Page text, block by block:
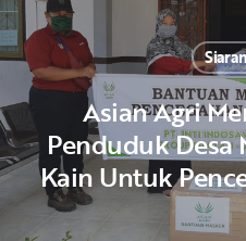
Asian Agri Memberdayakan
Penduduk Desa
Kain Untuk